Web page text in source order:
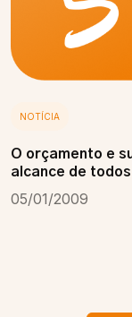
NOTÍCIA
O orçamento e
alcance de todos
05/01/2009